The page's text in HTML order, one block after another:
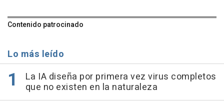
Contenido patrocinado
Lo más leído
La IA diseña por primera vez virus completos
que no existen en la naturaleza